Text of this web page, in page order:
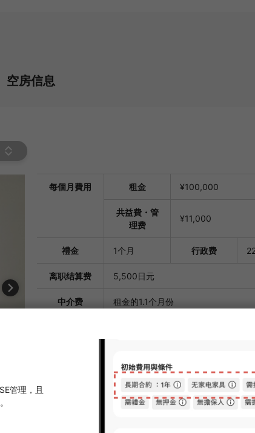
空房信息
每個月費用 租金 ¥100,000
共益費・管
理费
¥11,000
禮金 1个月 行政费
离职结算费 5,500日元
中介费 租金的1.1个月份
首次保证金：总租金的100%；续约
元
33,000日元